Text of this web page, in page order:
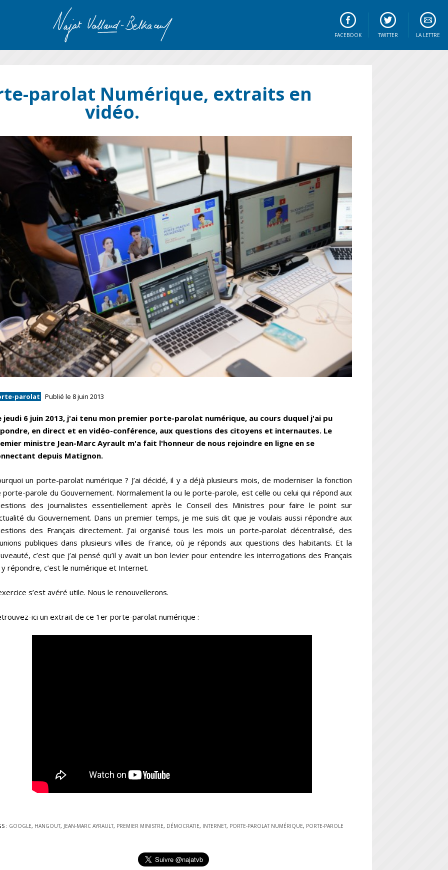
LA LETTRE
TWITTER
FACEBOOK
parolat Numérique, extraits en
vidéo.
parolat Publié le 8 juin 2013
jeudi 6 juin 2013, j'ai tenu mon premier porte-parolat numérique, au cours duquel j'ai pu
en direct et en vidéo-conférence, aux questions des citoyens et internautes. Le
ministre Jean-Marc Ayrault m'a fait l'honneur de nous rejoindre en ligne en se
depuis Matignon.
un porte-parolat numérique ? J’ai décidé, il y a déjà plusieurs mois, de moderniser la fonction
porte-parole du Gouvernement. Normalement la ou le porte-parole, est celle ou celui qui répond aux
des journalistes essentiellement après le Conseil des Ministres pour faire le point sur
du Gouvernement. Dans un premier temps, je me suis dit que je voulais aussi répondre aux
des Français directement. J’ai organisé tous les mois un porte-parolat décentralisé, des
publiques dans plusieurs villes de France, où je réponds aux questions des habitants. Et la
c’est que j’ai pensé qu’il y avait un bon levier pour entendre les interrogations des Français
répondre, c’est le numérique et Internet.
s’est avéré utile. Nous le renouvellerons.
ici un extrait de ce 1er porte-parolat numérique :
: GOOGLE, HANGOUT, JEAN-MARC AYRAULT, PREMIER MINISTRE, DÉMOCRATIE, INTERNET, PORTE-PAROLAT NUMÉRIQUE, PORTE-PAROLE